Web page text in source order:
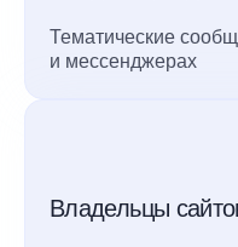
Тематические
и мессенджерах
Владельцы